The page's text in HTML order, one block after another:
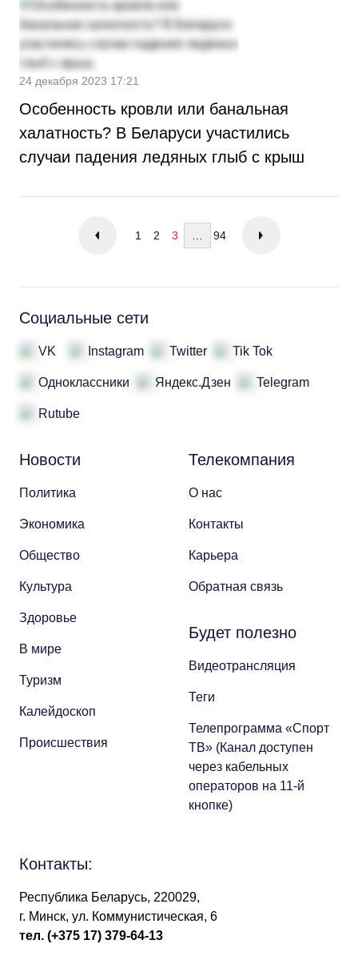
24 декабря 2023 17:21
Особенность кровли или банальная
халатность? В Беларуси участились
случаи падения ледяных глыб с крыш
1 2 3 94
Новости
Политика
Экономика
Общество
Культура
Здоровье
В мире
Туризм
Калейдоскоп
Происшествия
Телекомпания
О нас
Контакты
Карьера
Обратная связь
Будет полезно
Видеотрансляция
Теги
Телепрограмма «Спорт
ТВ» (Канал доступен
через кабельных
операторов на 11-й
кнопке)
Социальные сети
VK Instagram Twitter Tik Tok
Одноклассники Яндекс.Дзен Telegram
Rutube
Контакты:
Республика Беларусь, 220029,
г. Минск, ул. Коммунистическая, 6
тел. (+375 17) 379-64-13